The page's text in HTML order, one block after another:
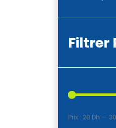
Filtrer
Prix : 20 Dh —